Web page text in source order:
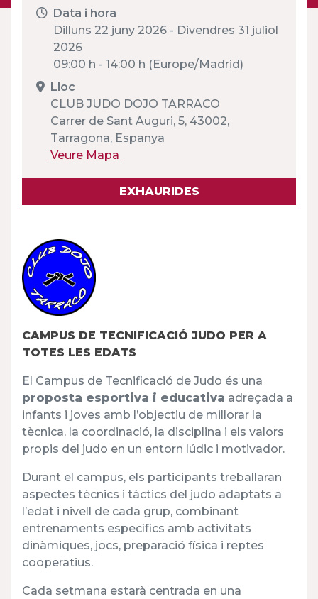
Data i hora
Dilluns 22 juny 2026 - Divendres 31 juliol
2026
09:00 h - 14:00 h (Europe/Madrid)
Lloc
CLUB JUDO DOJO TARRACO
Carrer de Sant Auguri, 5, 43002,
Tarragona, Espanya
Veure Mapa
EXHAURIDES
CAMPUS DE TECNIFICACIÓ JUDO PER A
TOTES LES EDATS
El Campus de Tecnificació de Judo és una
proposta esportiva i educativa adreçada a
infants i joves amb l’objectiu de millorar la
tècnica, la coordinació, la disciplina i els valors
propis del judo en un entorn lúdic i motivador.
Durant el campus, els participants treballaran
aspectes tècnics i tàctics del judo adaptats a
l’edat i nivell de cada grup, combinant
entrenaments específics amb activitats
dinàmiques, jocs, preparació física i reptes
cooperatius.
Cada setmana estarà centrada en una